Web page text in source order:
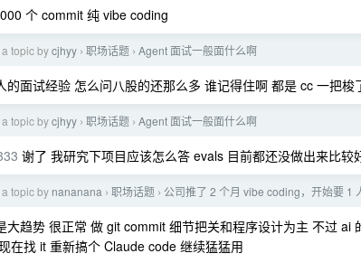
个 commit 纯 vibe coding
topic bycjhyy › 职场话题 › Agent 面试一般面什么啊
的面试经验 怎么问八股的还那么多 谁记得住啊 都是 cc 一把梭
topic bycjhyy › 职场话题 › Agent 面试一般面什么啊
谢了 我研究下项目应该怎么答 evals 目前都还没做出来比
topic by nananana › 职场话题 › 公司推了 2 个月 vibe coding，开始要 1
大趋势 很正常 做 git commit 细节把关和程序设计为主 不过
在找 it 重新搞个 Claude code 继续猛猛用